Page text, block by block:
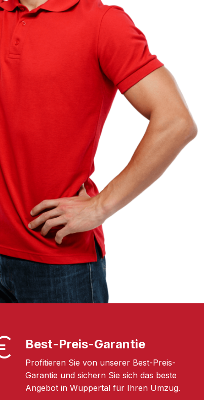
Best-Preis-Garantie
Profitieren Sie von unserer Best-Preis-
Garantie und sichern Sie sich das beste
Angebot in Wuppertal für Ihren Umzug.